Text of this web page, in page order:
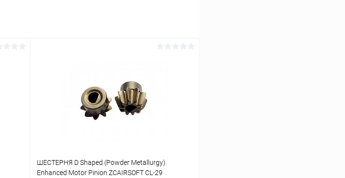
ШЕСТЕРНЯ D Shaped (Powder Metallurgy)
Enhanced Motor Pinion ZCAIRSOFT CL-29